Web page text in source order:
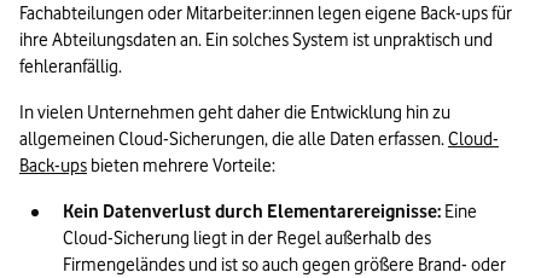
Fachabteilungen oder Mitarbeiter:innen legen eigene Back-ups für
ihre Abteilungsdaten an. Ein solches System ist unpraktisch und
fehleranfällig.
In vielen Unternehmen geht daher die Entwicklung hin zu
allgemeinen Cloud-Sicherungen, die alle Daten erfassen. Cloud-
Back-ups bieten mehrere Vorteile:
Kein Datenverlust durch Elementarereignisse: Eine
Cloud-Sicherung liegt in der Regel außerhalb des
Firmengeländes und ist so auch gegen größere Brand- oder